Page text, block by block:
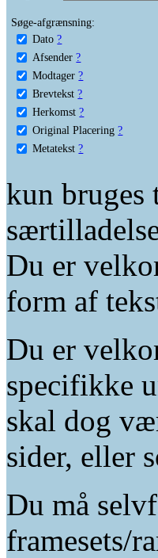
Søge-afgrænsning:
Dato ?
Afsender ?
Modtager ?
Brevtekst ?
Herkomst ?
Original Placering ?
Metatekst ?
kun
Du er
form af
Du er
specifikke
skal dog
sider, eller
Du må
framesets/